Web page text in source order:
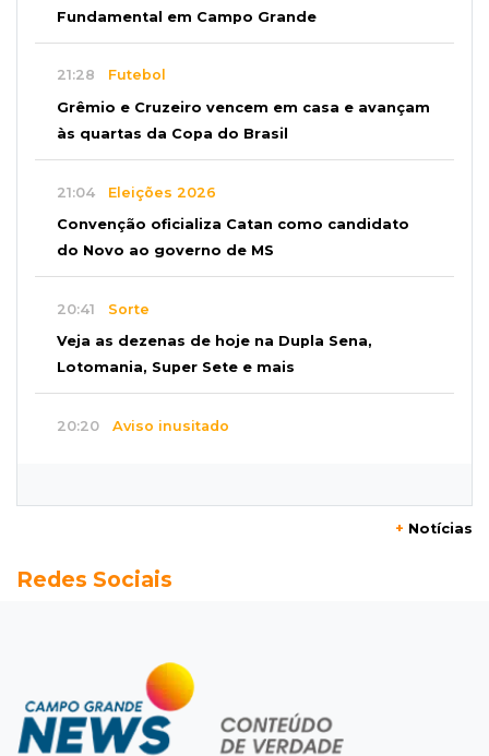
Fundamental em Campo Grande
21:28 Futebol
Grêmio e Cruzeiro vencem em casa e avançam
às quartas da Copa do Brasil
21:04 Eleições 2026
Convenção oficializa Catan como candidato
do Novo ao governo de MS
20:41 Sorte
Veja as dezenas de hoje na Dupla Sena,
Lotomania, Super Sete e mais
20:20 Aviso inusitado
Ex-PM deixa prisão para tratamento médico 5
Feminicídio
Júri condena a 25 anos homem que atropelou
esposa em frente aos filhos
+ Notícias
Redes Sociais